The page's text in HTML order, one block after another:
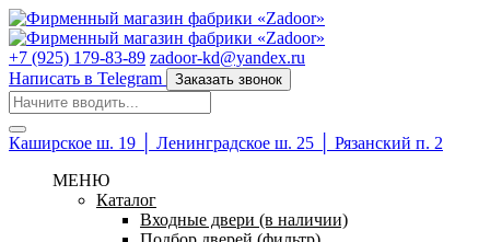
+7 (925) 179-83-89 zadoor-kd@yandex.ru
Написать в Telegram
Заказать звонок
Каширское ш. 19 │ Ленинградское ш. 25 │ Рязанский п. 2
МЕНЮ
Каталог
Входные двери (в наличии)